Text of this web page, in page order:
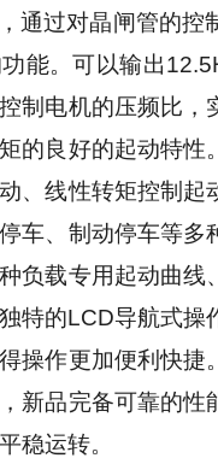
能。可以输出
制电机的压频比，
的良好的起动特性
、线性转矩控制起
车、制动停车等多
负载专用起动曲线
特的LCD导航式操
操作更加便利快捷
新品完备可靠的性
稳运转。